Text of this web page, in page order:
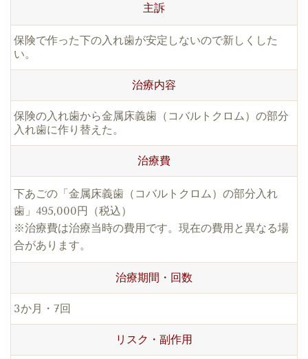
主訴
保険で作った下の入れ歯が安定しないので新しくした
い。
治療内容
保険の入れ歯から金属床義歯（コバルトクロム）の部分
入れ歯に作り替えた。
治療費
下あごの「金属床義歯（コバルトクロム）の部分入れ
歯」495,000円（税込）
※治療費は治療当時の費用です。現在の費用と異なる場
合があります。
治療期間・回数
3か月・7回
リスク・副作用